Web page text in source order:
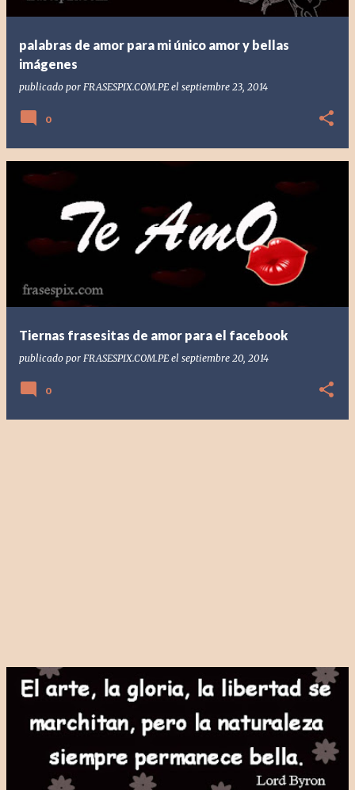
palabras de amor para mi único amor y bellas
imágenes
publicado por FRASESPIX.COM.PE el septiembre 23, 2014
0
Tiernas frasesitas de amor para el facebook
publicado por FRASESPIX.COM.PE el septiembre 20, 2014
0